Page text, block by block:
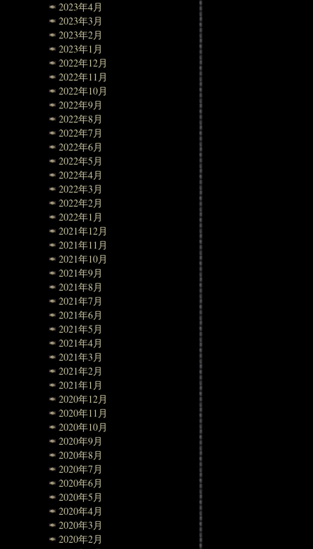
2023年4月
2023年3月
2023年2月
2023年1月
2022年12月
2022年11月
2022年10月
2022年9月
2022年8月
2022年7月
2022年6月
2022年5月
2022年4月
2022年3月
2022年2月
2022年1月
2021年12月
2021年11月
2021年10月
2021年9月
2021年8月
2021年7月
2021年6月
2021年5月
2021年4月
2021年3月
2021年2月
2021年1月
2020年12月
2020年11月
2020年10月
2020年9月
2020年8月
2020年7月
2020年6月
2020年5月
2020年4月
2020年3月
2020年2月